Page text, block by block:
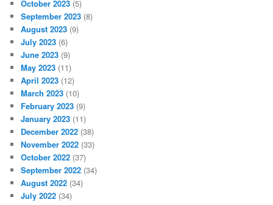
October 2023 (5)
September 2023 (8)
August 2023 (9)
July 2023 (6)
June 2023 (9)
May 2023 (11)
April 2023 (12)
March 2023 (10)
February 2023 (9)
January 2023 (11)
December 2022 (38)
November 2022 (33)
October 2022 (37)
September 2022 (34)
August 2022 (34)
July 2022 (34)